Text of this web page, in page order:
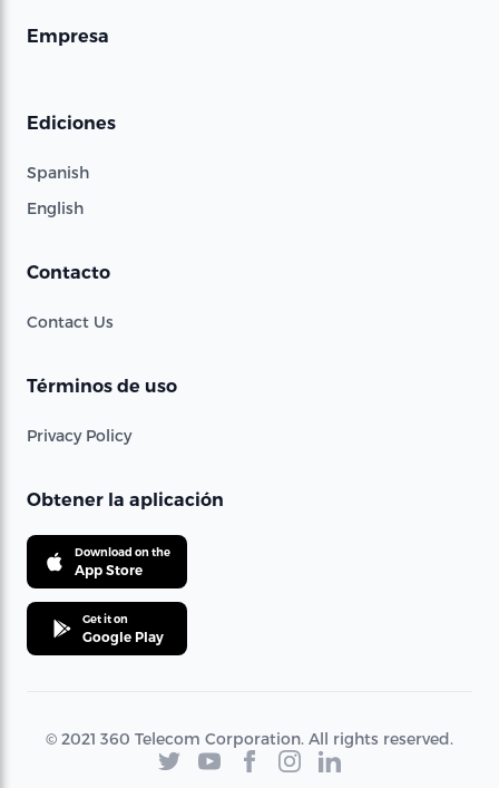
Empresa
Ediciones
Spanish
English
Contacto
Contact Us
Términos de uso
Privacy Policy
Obtener la aplicación
Download on the
App Store
Get it on
Google Play
© 2021 360 Telecom Corporation. All rights reserved.